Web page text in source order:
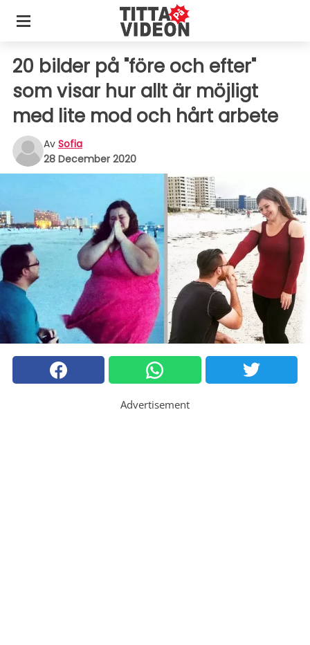
20 bilder på "före och efter"
som visar hur allt är möjligt
med lite mod och hårt arbete
Av Sofia
28 December 2020
Advertisement